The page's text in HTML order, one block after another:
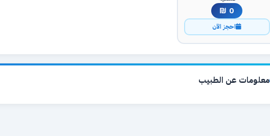
0 ₪
احجز الآن
معلومات عن الطبيب